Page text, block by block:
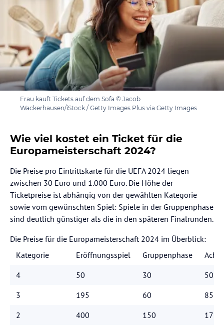
Frau kauft Tickets auf dem Sofa © Jacob
Wackerhausen/iStock / Getty Images Plus via Getty Images
Wie viel kostet ein Ticket für die
Europameisterschaft 2024?
Die Preise pro Eintrittskarte für die UEFA 2024 liegen
zwischen 30 Euro und 1.000 Euro. Die Höhe der
Ticketpreise ist abhängig von der gewählten Kategorie
sowie vom gewünschten Spiel: Spiele in der Gruppenphase
sind deutlich günstiger als die in den späteren Finalrunden.
Die Preise für die Europameisterschaft 2024 im Überblick:
Kategorie
Eröffnungsspiel Gruppenphase
4
50 30
50
3
195 60
85
2
400 150
175